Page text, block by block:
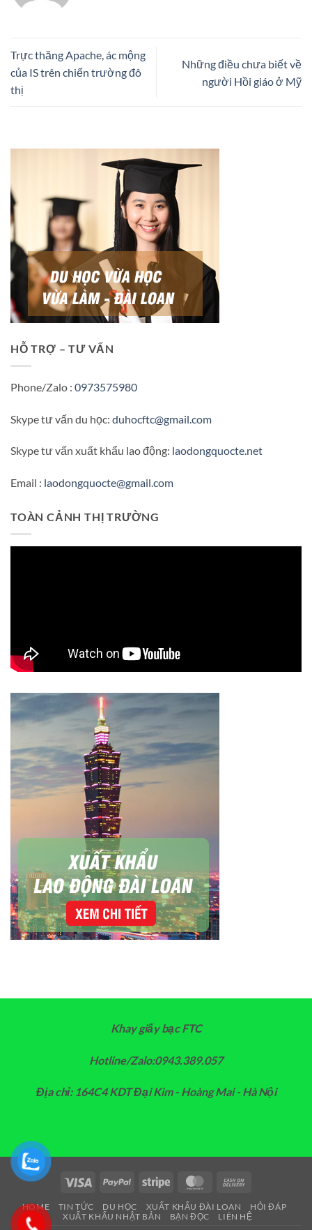
Trực thăng Apache, ác mộng
của IS trên chiến trường đô
thị
Những điều chưa biết về
người Hồi giáo ở Mỹ
HỖ TRỢ – TƯ VẤN
Phone/Zalo : 0973575980
Skype tư vấn du học: duhocftc@gmail.com
Skype tư vấn xuất khẩu lao động: laodongquocte.net
Email : laodongquocte@gmail.com
TOÀN CẢNH THỊ TRƯỜNG
Khay giấy bạc FTC
Hotline/Zalo:0943.389.057
Địa chỉ: 164C4 KDT Đại Kim - Hoàng Mai - Hà Nội
Visa PayPal Stripe MasterCard
Delivery
HOME TIN TỨC DU HỌC XUẤT KHẨU ĐÀI LOAN
HỎI ĐÁP
XUẤT KHẨU NHẬT BẢN
BẠN ĐỌC LIÊN HỆ